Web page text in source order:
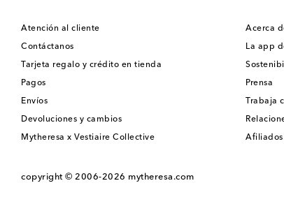
Atención al cliente
Contáctanos
Tarjeta regalo y crédito en tienda
Pagos
Envíos
Devoluciones y cambios
Mytheresa x Vestiaire Collective
Acerca
La app
Prensa
Trabaja
Afiliados
copyright © 2006-2026 mytheresa.com